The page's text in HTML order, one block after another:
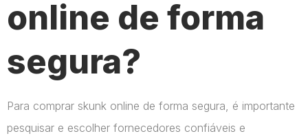
online de forma
segura?
Para comprar skunk online de forma segura, é importante
pesquisar e escolher fornecedores confiáveis e